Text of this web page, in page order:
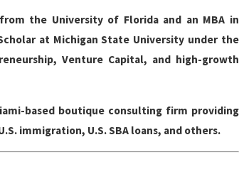
the University of Florida and an MBA in
at Michigan State University under the
Venture Capital, and high-growth
based boutique consulting firm providing
immigration, U.S. SBA loans, and others.